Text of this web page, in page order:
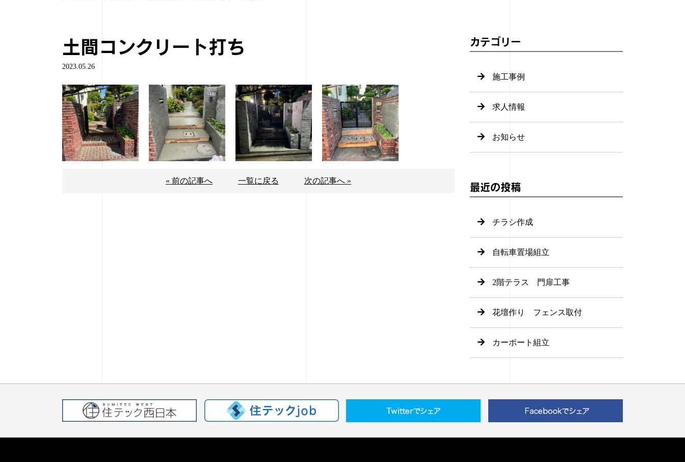
土間コンクリート打ち
2023.05.26
« 前の記事へ 一覧に戻る 次の記事へ »
カテゴリー
施工事例
求人情報
お知らせ
最近の投稿
チラシ作成
自転車置場組立
2階テラス 門扉工事
花壇作り フェンス取付
カーポート組立